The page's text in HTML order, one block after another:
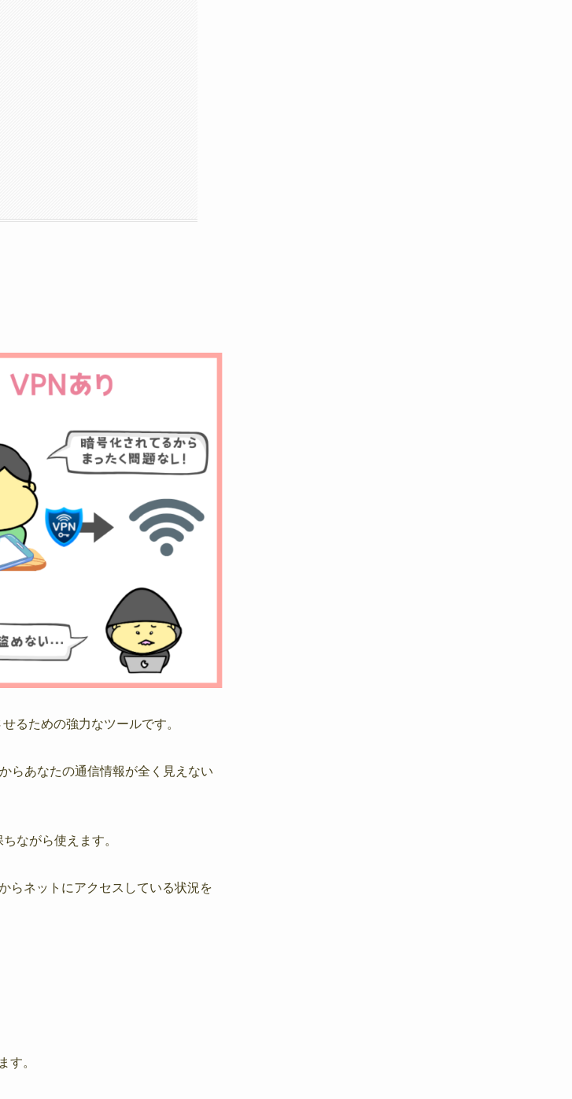
るための強力なツールです。
らあなたの通信情報が全く見えない
ながら使えます。
らネットにアクセスしている状況を
す。